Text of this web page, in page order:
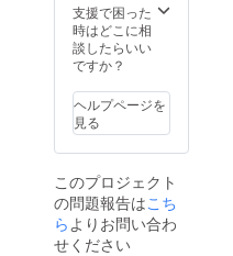
支援で困った
時はどこに相
談したらいい
ですか？
ヘルプページを
見る
このプロジェクト
の問題報告はこち
ら よりお問い合わ
せください